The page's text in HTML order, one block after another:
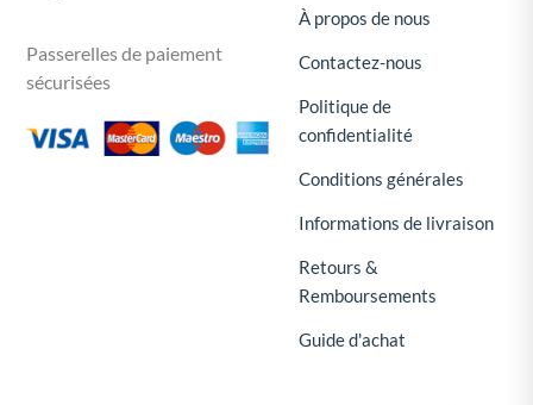
Passerelles de paiement
sécurisées
À propos de nous
Contactez-nous
Politique de
confidentialité
Conditions générales
Informations de livraison
Retours &
Remboursements
Guide d'achat